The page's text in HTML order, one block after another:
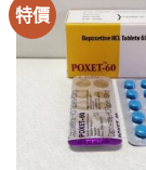
特價